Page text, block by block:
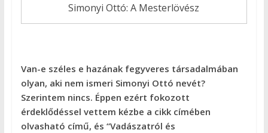
Simonyi Ottó: A Mesterlövész
Van-e széles e hazának fegyveres társadalmában
olyan, aki nem ismeri Simonyi Ottó nevét?
Szerintem nincs. Éppen ezért fokozott
érdeklődéssel vettem kézbe a cikk címében
olvasható című, és “Vadászatról és